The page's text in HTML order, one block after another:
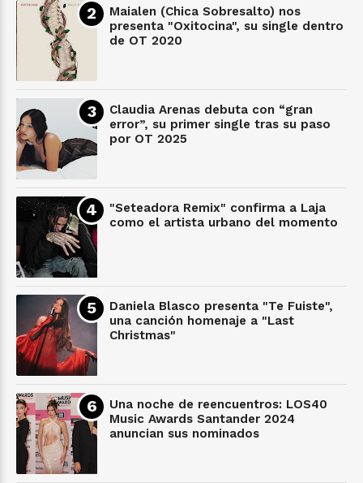
Maialen (Chica Sobresalto) nos
presenta "Oxitocina", su single dentro
de OT 2020
Claudia Arenas debuta con “gran
error”, su primer single tras su paso
por OT 2025
"Seteadora Remix" confirma a Laja
como el artista urbano del momento
Daniela Blasco presenta "Te Fuiste",
una canción homenaje a "Last
Christmas"
Una noche de reencuentros: LOS40
Music Awards Santander 2024
anuncian sus nominados